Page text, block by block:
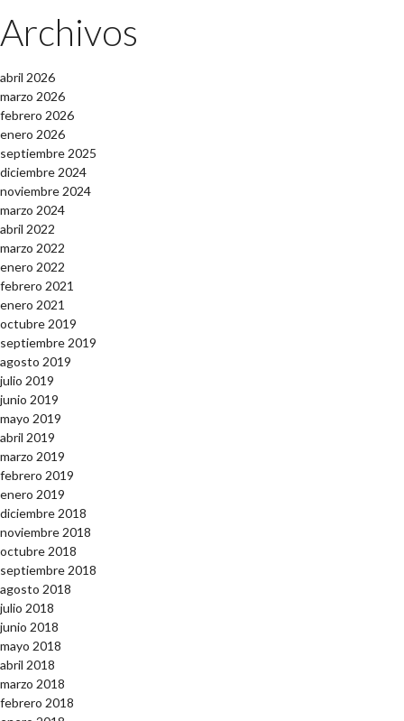
Archivos
abril 2026
marzo 2026
febrero 2026
enero 2026
septiembre 2025
diciembre 2024
noviembre 2024
marzo 2024
abril 2022
marzo 2022
enero 2022
febrero 2021
enero 2021
octubre 2019
septiembre 2019
agosto 2019
julio 2019
junio 2019
mayo 2019
abril 2019
marzo 2019
febrero 2019
enero 2019
diciembre 2018
noviembre 2018
octubre 2018
septiembre 2018
agosto 2018
julio 2018
junio 2018
mayo 2018
abril 2018
marzo 2018
febrero 2018